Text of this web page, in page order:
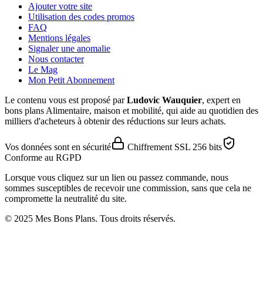
Ajouter votre site
Utilisation des codes promos
FAQ
Mentions légales
Signaler une anomalie
Nous contacter
Le Mag
Mon Petit Abonnement
Le contenu vous est proposé parLudovic Wauquier, expert en
bons plans Alimentaire, maison et mobilité, qui aide au quotidien des
milliers d'acheteurs à obtenir des réductions sur leurs achats.
Vos données sont en sécurité
Chiffrement SSL 256 bits
Conforme au RGPD
Lorsque vous cliquez sur un lien ou passez commande, nous
sommes susceptibles de recevoir une commission, sans que cela ne
compromette la neutralité du site.
© 2025 Mes Bons Plans. Tous droits réservés.